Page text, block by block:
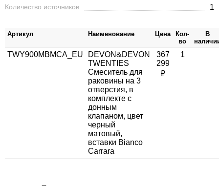
Количество источников 1
Артикул Наименование Цена
Кол-
во
В
TWY900MBMCA_EU
DEVON&DEVON
TWENTIES
Смеситель для
раковины на 3
отверстия, в
комплекте с
донным
клапаном, цвет
черный
матовый,
вставки Bianco
Carrara
367
299
₽
1